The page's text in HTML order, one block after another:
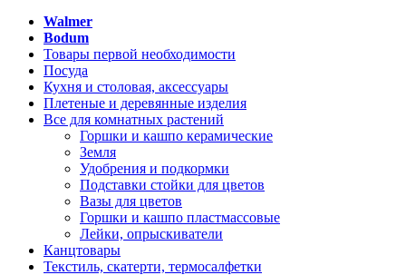
Walmer
Bodum
Товары первой необходимости
Посуда
Кухня и столовая, аксессуары
Плетеные и деревянные изделия
Все для комнатных растений
Горшки и кашпо керамические
Земля
Удобрения и подкормки
Подставки стойки для цветов
Вазы для цветов
Горшки и кашпо пластмассовые
Лейки, опрыскиватели
Канцтовары
Текстиль, скатерти, термосалфетки